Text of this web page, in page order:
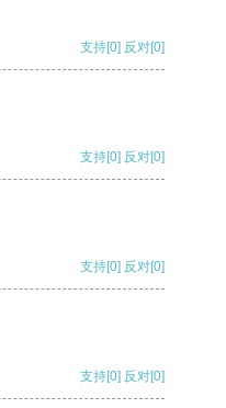
支持[0] 反对[0]
支持[0] 反对[0]
支持[0] 反对[0]
支持[0] 反对[0]